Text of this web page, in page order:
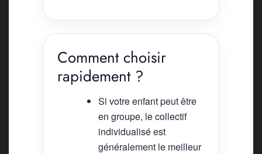
Comment choisir
rapidement ?
Si votre enfant peut être
en groupe, le collectif
individualisé est
généralement le meilleur